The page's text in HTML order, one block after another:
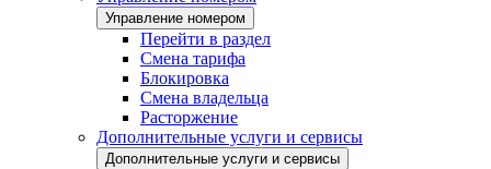
Управление номером
Перейти в раздел
Смена тарифа
Блокировка
Смена владельца
Расторжение
Дополнительные услуги и сервисы
Дополнительные услуги и сервисы